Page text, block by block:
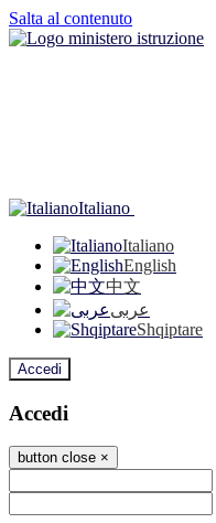
Salta al contenuto
Italiano
Italiano
English
中文
عربى
Shqiptare
Accedi
Accedi
button close ×